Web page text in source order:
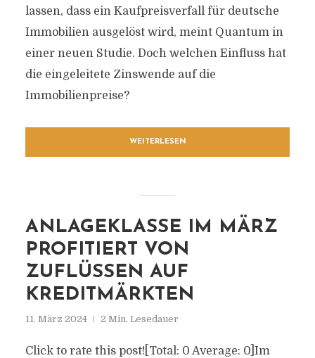
lassen, dass ein Kaufpreisverfall für deutsche
Immobilien ausgelöst wird, meint Quantum in
einer neuen Studie. Doch welchen Einfluss hat
die eingeleitete Zinswende auf die
Immobilienpreise?
WEITERLESEN
ANLAGEKLASSE IM MÄRZ
PROFITIERT VON
ZUFLÜSSEN AUF
KREDITMÄRKTEN
11. März 2024 2 Min. Lesedauer
Click to rate this post![Total: 0 Average: 0]Im